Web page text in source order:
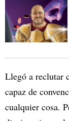
Llegó a reclutar
capaz de
cualquier cosa.